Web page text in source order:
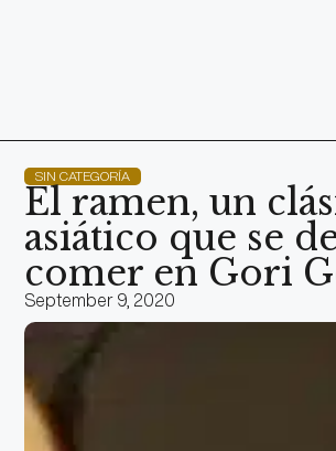
SIN CATEGORÍA
El ramen, un
asiático que se
comer en Gori
September 9, 2020